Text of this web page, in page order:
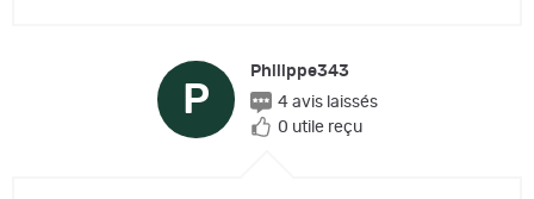
P
Philippe343
4 avis laissés
0 utile reçu